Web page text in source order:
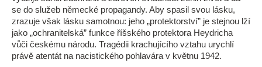
se do služeb německé propagandy. Aby spasil svou lásku,
zrazuje však lásku samotnou: jeho „protektorství” je stejnou lží
jako „ochranitelská” funkce říšského protektora Heydricha
vůči českému národu. Tragédii krachujícího vztahu urychlí
právě atentát na nacistického pohlavára v květnu 1942.